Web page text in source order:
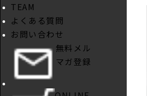
TEAM
よくある質問
お問い合わせ
無料メル
マガ登録